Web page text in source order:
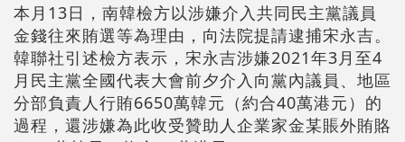
本月13日，南韓檢方以涉嫌介入共同民主黨議員
金錢往來賄選等為理由，向法院提請逮捕宋永吉。
韓聯社引述檢方表示，宋永吉涉嫌2021年3月至4
月民主黨全國代表大會前夕介入向黨內議員、地區
分部負責人行賄6650萬韓元（約合40萬港元）的
過程，還涉嫌為此收受贊助人企業家金某賬外賄賂